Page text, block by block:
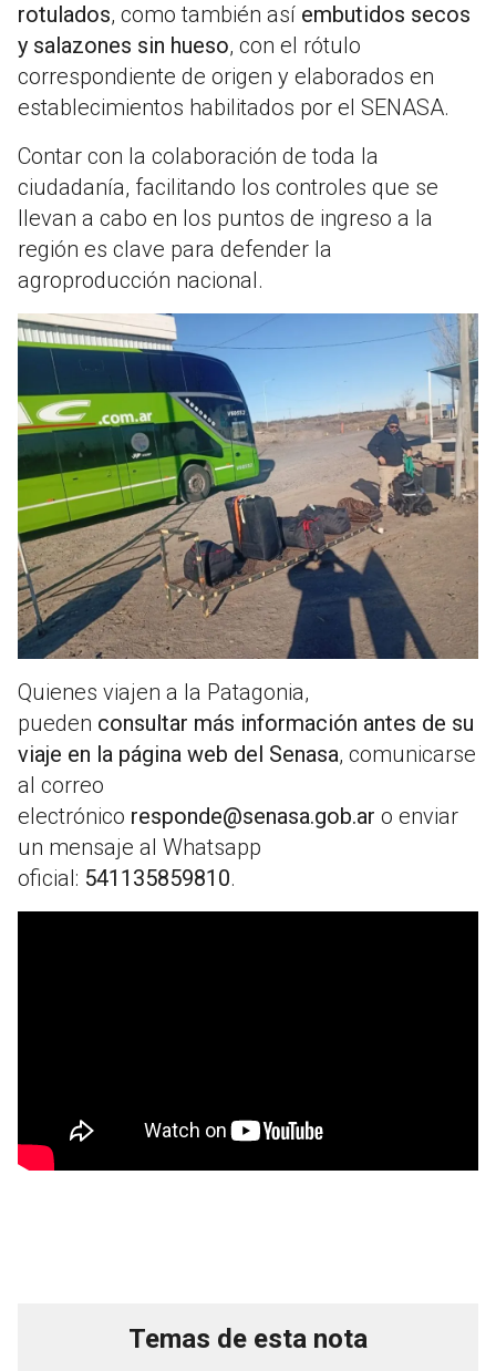
rotulados, como también así embutidos secos
y salazones sin hueso, con el rótulo
correspondiente de origen y elaborados en
establecimientos habilitados por el SENASA.
Contar con la colaboración de toda la
ciudadanía, facilitando los controles que se
llevan a cabo en los puntos de ingreso a la
región es clave para defender la
agroproducción nacional.
Quienes viajen a la Patagonia,
pueden consultar más información antes de su
viaje en la página web del Senasa, comunicarse
al correo
electrónico responde@senasa.gob.ar o enviar
un mensaje al Whatsapp
oficial: 541135859810.
Temas de esta nota